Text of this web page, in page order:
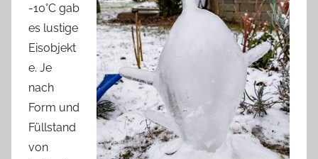
-10°C gab
es lustige
Eisobjekt
e. Je
nach
Form und
Füllstand
von